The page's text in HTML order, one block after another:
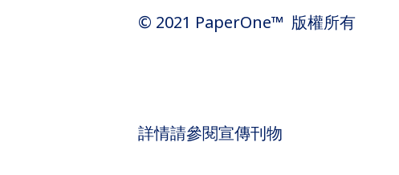
© 2021 PaperOne™ 版權所有
詳情請參閱宣傳刊物